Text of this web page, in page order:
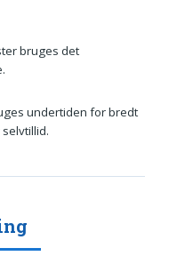
bruges det
undertiden for bredt